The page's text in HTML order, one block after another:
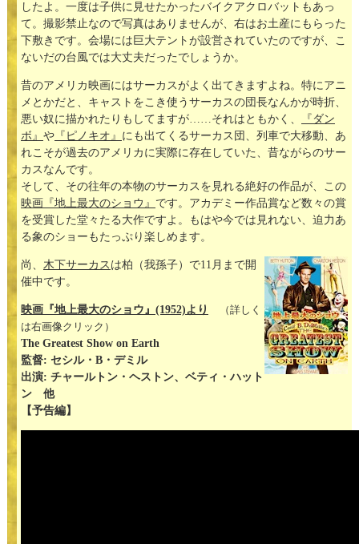
したよ。一度は子供に見せたかったバイクアクロバットもあっ
て。撮影禁止なので写真はありませんが、右はお土産にもらった
下敷きです。会場には巨大テントが設営されていたのですが、こ
ないだの台風では大丈夫だったでしょうか。
昔のアメリカ映画にはサーカスがよく出てきますよね。特にアニ
メとかだと、キャストをこき使うサーカスの団長なんかが時折、
悪い奴に描かれたりもしてますが……それはともかく、
『ダン
ボ』 や 『ピノキオ』 にも出てくるサーカス団、列車で大移動、あ
れこそが過去のアメリカに実際に存在していた、昔ながらのサー
カスなんです。
そして、その往年の本物のサーカスを見れる絶好の作品が、この
映画『地上最大のショウ』 です。アカデミー作品賞など数々の賞
を受賞した堂々たる大作ですよ。もはや今では見れない、迫力あ
る象のショーもたっぷり楽しめます。
尚、 木下サーカス は柏（我孫子）で11月まで開
催中です。
映画『地上最大のショウ』(1952)より
（詳しく
は右画像クリック）
The Greatest Show on Earth
監督: セシル・B・デミル
出演: チャールトン・ヘストン、ベティ・ハット
ン 他
【予告編】